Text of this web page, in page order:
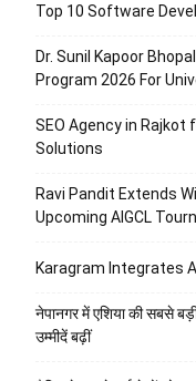
Top 10 Software
Dr. Sunil Kapoor
Program 2026 For
SEO Agency in Rajkot
Solutions
Ravi Pandit Extends
Upcoming AIGCL
Karagram Integrates
नेपानगर में एशिया की सबसे
उम्मीदें बढ़ीं